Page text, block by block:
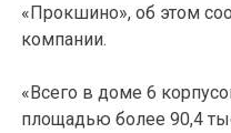
«Прокшино», об этом
компании.
«Всего в доме 6
площадью более 90,4